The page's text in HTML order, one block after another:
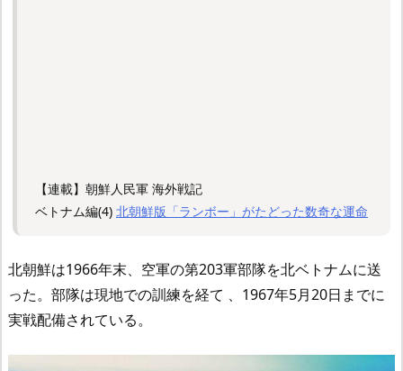
【連載】朝鮮人民軍 海外戦記
ベトナム編(4) 北朝鮮版「ランボー」がたどった数奇な運命
北朝鮮は1966年末、空軍の第203軍部隊を北ベトナムに送
った。部隊は現地での訓練を経て 、1967年5月20日までに
実戦配備されている。